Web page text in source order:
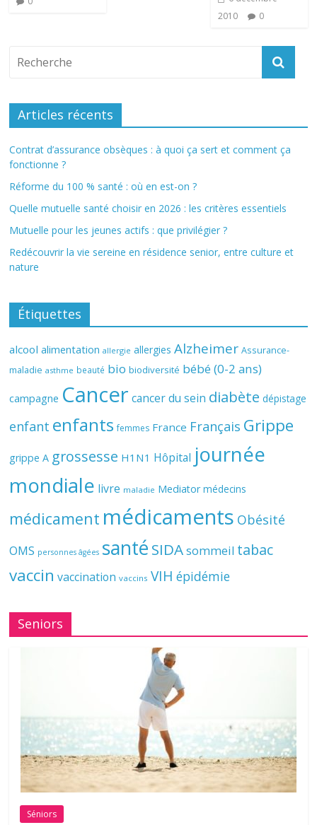
2010
0
Articles récents
Contrat d’assurance obsèques : à quoi ça sert et comment ça
fonctionne ?
Réforme du 100 % santé : où en est-on ?
Quelle mutuelle santé choisir en 2026 : les critères essentiels
Mutuelle pour les jeunes actifs : que privilégier ?
Redécouvrir la vie sereine en résidence senior, entre culture et
nature
Étiquettes
alcool alimentation allergie allergies Alzheimer Assurance-
maladie asthme beauté bio biodiversité bébé (0-2 ans)
campagne Cancer cancer du sein diabète dépistage
enfant enfants femmes France Français Grippe
grippe A grossesse H1N1 Hôpital journée
mondiale livre maladie Mediator médecins
médicament médicaments Obésité
OMS personnes âgées santé SIDAsommeil tabac
vaccin vaccination vaccins VIH épidémie
Seniors
Séniors